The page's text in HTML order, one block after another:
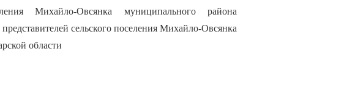
Михайло-Овсянка муниципального района
сельского поселения Михайло-Овсянка
области